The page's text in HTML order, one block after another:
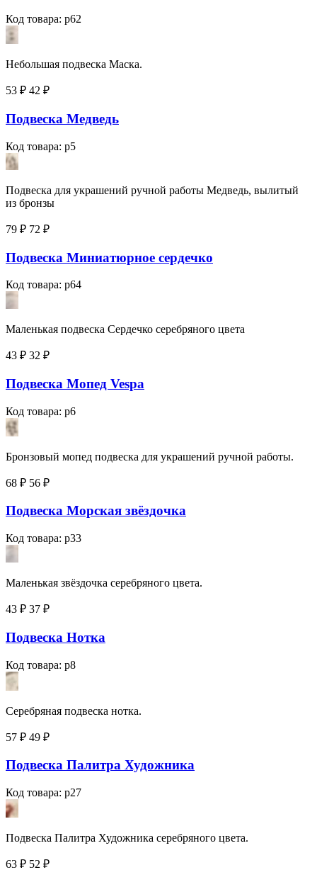
Код товара: p62
Небольшая подвеска Маска.
53 ₽ 42 ₽
Подвеска Медведь
Код товара: p5
Подвеска для украшений ручной работы Медведь, вылитый
из бронзы
79 ₽ 72 ₽
Подвеска Миниатюрное сердечко
Код товара: p64
Маленькая подвеска Сердечко серебряного цвета
43 ₽ 32 ₽
Подвеска Мопед Vespa
Код товара: p6
Бронзовый мопед подвеска для украшений ручной работы.
68 ₽ 56 ₽
Подвеска Морская звёздочка
Код товара: p33
Маленькая звёздочка серебряного цвета.
43 ₽ 37 ₽
Подвеска Нотка
Код товара: p8
Серебряная подвеска нотка.
57 ₽ 49 ₽
Подвеска Палитра Художника
Код товара: p27
Подвеска Палитра Художника серебряного цвета.
63 ₽ 52 ₽